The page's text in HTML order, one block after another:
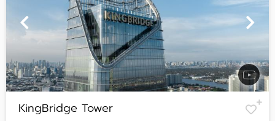
KingBridge Tower